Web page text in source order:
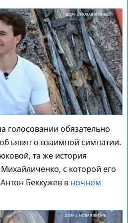
голосовании обязательно
о взаимной симпатии.
та же история
с которой его
Беккужев в ночном